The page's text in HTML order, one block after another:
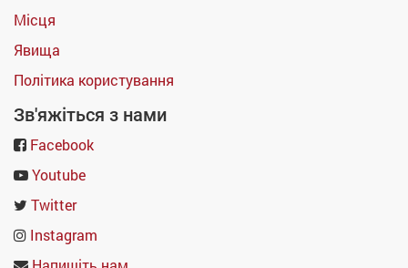
Місця
Явища
Політика користування
Зв'яжіться з нами
Facebook
Youtube
Twitter
Instagram